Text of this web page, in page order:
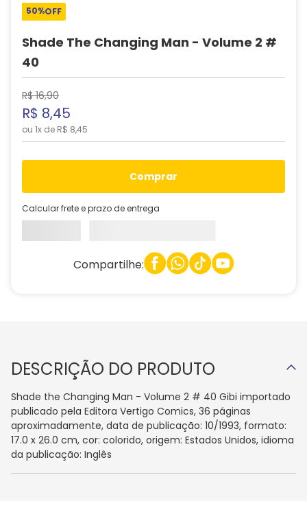
50%OFF
Shade The Changing Man - Volume 2 #
40
R$ 16,90
R$ 8,45
ou 1x de R$ 8,45
comprar
Calcular frete e prazo de entrega
Compartilhe:
DESCRIÇÃO DO PRODUTO
Shade the Changing Man - Volume 2 # 40 Gibi importado
publicado pela Editora Vertigo Comics, 36 páginas
aproximadamente, data de publicação: 10/1993, formato:
17.0 x 26.0 cm, cor: colorido, origem: Estados Unidos, idioma
da publicação: Inglês